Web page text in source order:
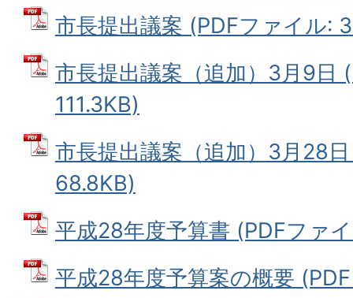
市長提出議案 (PDFファイル:
市長提出議案（追加）3月9日
111.3KB)
市長提出議案（追加）3月28
68.8KB)
平成28年度予算書 (PDFファ
平成28年度予算案の概要